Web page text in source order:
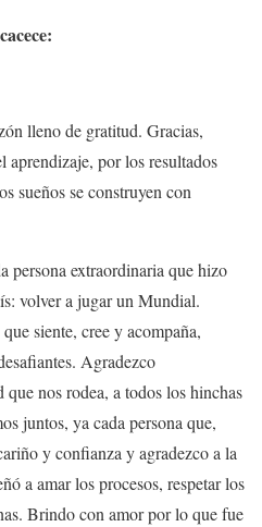
lleno de gratitud. Gracias,
por los resultados
sueños se construyen con
persona extraordinaria que hizo
volver a jugar un Mundial.
siente, cree y acompaña,
Agradezco
nos rodea, a todos los hinchas
juntos, ya cada persona que,
y confianza y agradezco a la
a amar los procesos, respetar los
Brindo con amor por lo que fue